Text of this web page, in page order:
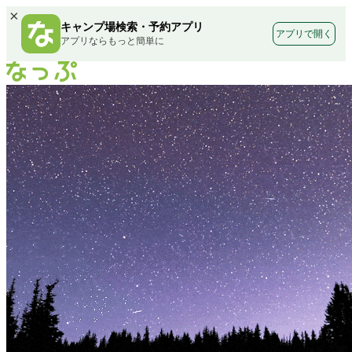
×
キャンプ場検索・予約アプリ
アプリならもっと簡単に
アプリで開く